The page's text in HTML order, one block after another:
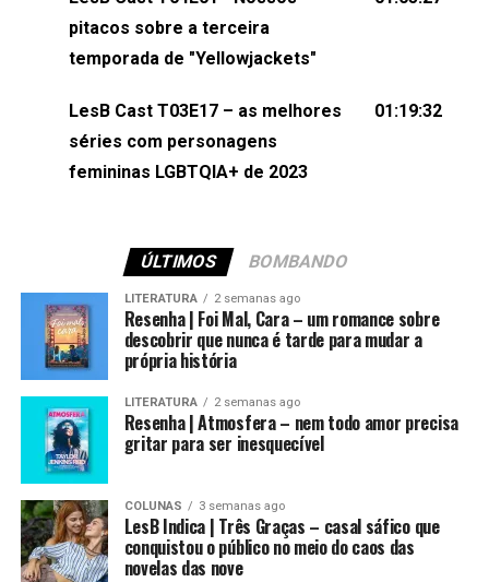
(⁠⁠⁠⁠@brunarfentanes⁠⁠⁠⁠) e Pollyelly FlorêncioEdição de
Naiady Machado
pitacos sobre a terceira
temporada de "Yellowjackets"
LesB Cast T03E17 – as melhores
séries com personagens
femininas LGBTQIA+ de 2023
01:19:32
ÚLTIMOS BOMBANDO
LITERATURA 2 semanas ago
Resenha | Foi Mal, Cara – um romance sobre
descobrir que nunca é tarde para mudar a
própria história
LITERATURA 2 semanas ago
Resenha | Atmosfera – nem todo amor precisa
gritar para ser inesquecível
COLUNAS 3 semanas ago
LesB Indica | Três Graças – casal sáfico que
conquistou o público no meio do caos das
novelas das nove